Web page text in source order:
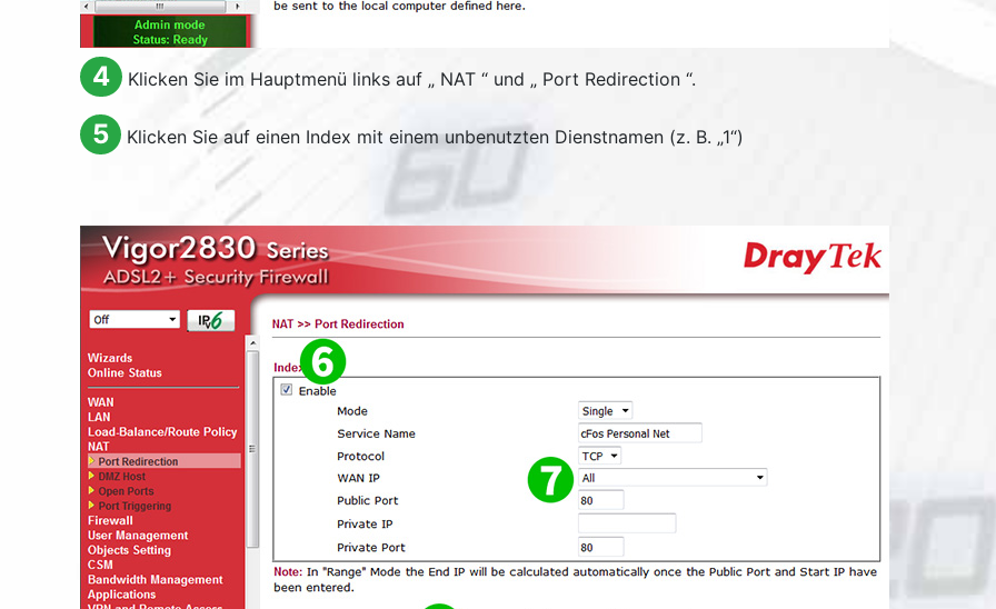
4 Klicken Sie im Hauptmenü links auf „ NAT“ und „ Port Redirection“.
5 Klicken Sie auf einen Index mit einem unbenutzten Dienstnamen (z. B. „1“)